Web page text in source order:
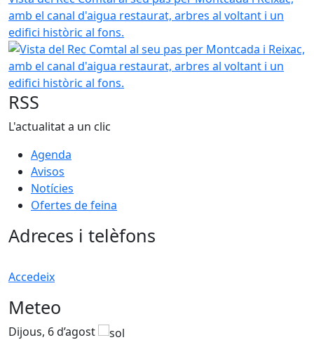
amb el canal d'aigua restaurat, arbres al voltant i un
edifici històric al fons.
RSS
L'actualitat a un clic
Agenda
Avisos
Notícies
Ofertes de feina
Adreces i telèfons
Accedeix
Meteo
Dijous, 6 d’agost